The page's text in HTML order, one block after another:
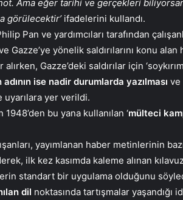
Ama eğer tarihi ve gerçekleri
görülecektir’ifadelerini kullandı.
Pan ve yardımcıları tarafından
Gazze’ye yönelik saldırılarını konu
alırken, Gazze’deki saldırılar için
adının ise nadir durumlarda yazılması ve
uyarılara yer verildi.
bu yana kullanılan ‘mülteci
yayımlanan haber metinlerinin
ilk kez kasımda kaleme alınan
standart bir uygulama olduğunu
dil noktasında tartışmalar yaşandığı